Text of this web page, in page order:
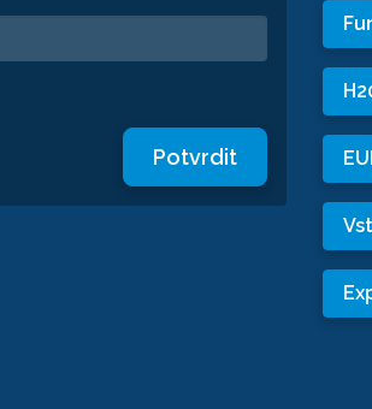
Potvrdit